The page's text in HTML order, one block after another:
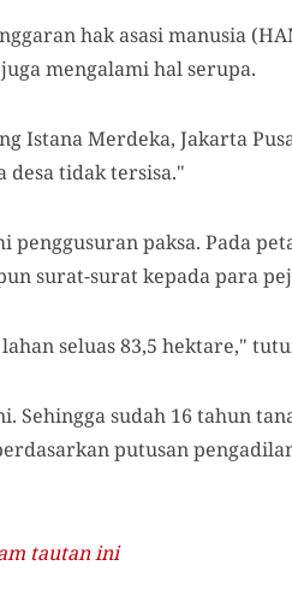
hak asasi manusia
mengalami hal serupa.
Istana Merdeka, Jakarta
desa tidak tersisa."
penggusuran paksa. Pada
surat-surat kepada para
seluas 83,5 hektare,"
Sehingga sudah 16 tahun
putusan
tautan ini